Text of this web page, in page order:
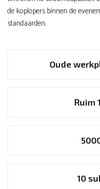
de koplopers binnen de
standaarden.
Oude
Ruim
10